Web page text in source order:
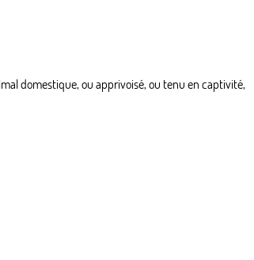
domestique, ou apprivoisé, ou tenu en captivité,